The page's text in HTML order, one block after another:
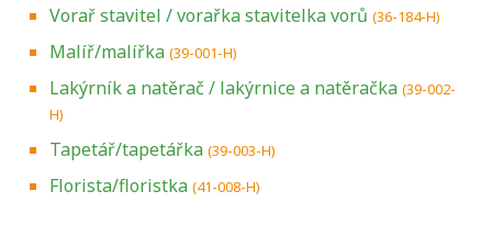
Vorař stavitel / vorařka stavitelka vorů (36-184-H)
Malíř/malířka (39-001-H)
Lakýrník a natěrač / lakýrnice a natěračka (39-002-
H)
Tapetář/tapetářka (39-003-H)
Florista/floristka (41-008-H)
Projděte si seznam profesních kvalifikací.